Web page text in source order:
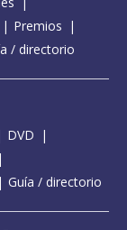
Premios
/ directorio
DVD
Guía / directorio